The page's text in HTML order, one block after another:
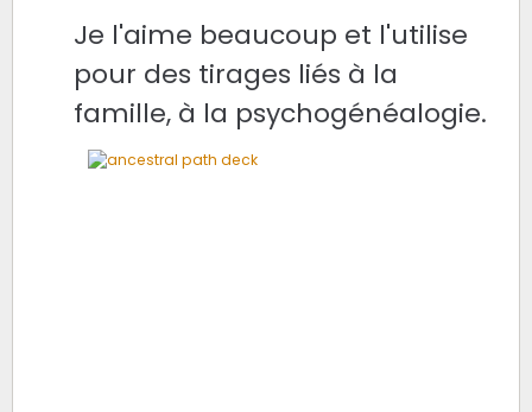
Je l'aime beaucoup et l'utilise
pour des tirages liés à la
famille, à la psychogénéalogie.